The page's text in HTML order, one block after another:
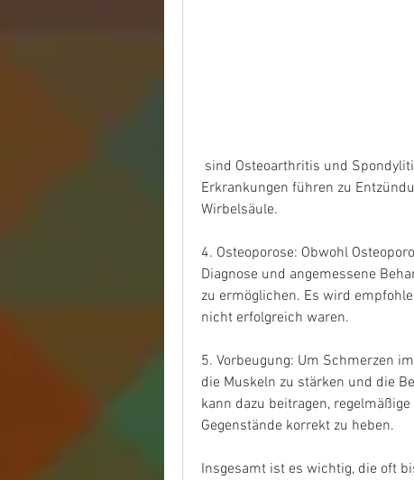
Erkrankungen führen zu
Wirbelsäule.
4. Osteoporose: Obwohl
Diagnose und angemessene
zu ermöglichen. Es wird
nicht erfolgreich waren.
5. Vorbeugung: Um Schmerzen
die Muskeln zu stärken und die
kann dazu beitragen,
Gegenstände korrekt zu heben.
Insgesamt ist es wichtig, die oft